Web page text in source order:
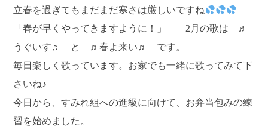
立春を過ぎてもまだまだ寒さは厳しいですね
「春が早くやってきますように！」 2月の歌は ♬
うぐいす♬ と ♬春よ来い♬ です。
毎日楽しく歌っています。お家でも一緒に歌ってみて下
さいね♪
今日から、すみれ組への進級に向けて、お弁当包みの練
習を始めました。